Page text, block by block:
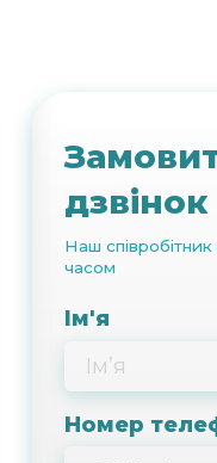
дзвінок
Наш
часом
Ім'я
Номер